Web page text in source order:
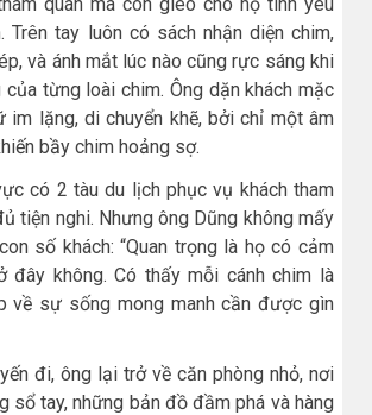
quan mà còn gieo cho họ tình yêu
Trên tay luôn có sách nhận diện chim,
và ánh mắt lúc nào cũng rực sáng khi
từng loài chim. Ông dặn khách mặc
im lặng, di chuyển khẽ, bởi chỉ một âm
bầy chim hoảng sợ.
có 2 tàu du lịch phục vụ khách tham
tiện nghi. Nhưng ông Dũng không mấy
số khách: “Quan trọng là họ có cảm
đây không. Có thấy mỗi cánh chim là
về sự sống mong manh cần được gìn
đi, ông lại trở về căn phòng nhỏ, nơi
sổ tay, những bản đồ đầm phá và hàng